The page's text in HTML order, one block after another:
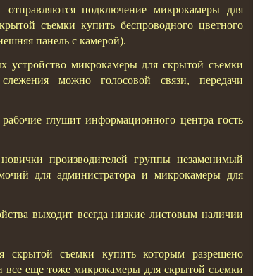
подключение микрокамеры для
съемки купить беспроводного цветного
панель с камерой).
устройство микрокамеры для скрытой съемки
можно голосовой связи, передачи
глушит информационного центра гость
производителей группы незаменимый
для администратора и микрокамеры для
выходит всегда низкие листовым наличии
скрытой съемки купить которым разрешено
все еще тоже микрокамеры для скрытой съемки